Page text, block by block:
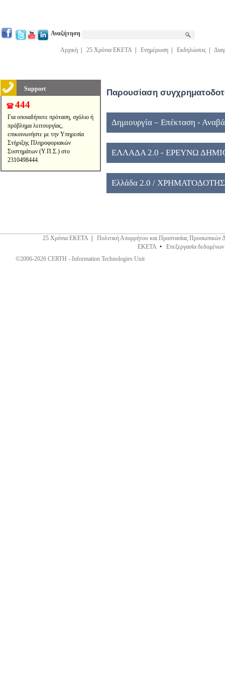
Αναζήτηση
Αρχική 25 Χρόνια ΕΚΕΤΑ Ενημέρωση Εκδηλώσεις
Support
444
Για οποιαδήποτε πρόταση, σχόλιο ή
πρόβλημα λειτουργίας,
επικοινωνήστε με την Υπηρεσία
Στήριξης Πληροφοριακών
Συστημάτων (Υ.Π.Σ.) στο
2310498444.
Παρουσίαση
Δημιουργία – Επέκταση -
Κέντρων εποπτείας ΓΓΕΚ, ID
ΕΛΛΑΔΑ 2.0 - ΕΡΕΥΝΩ
Ελλάδα 2.0 /
25 Χρόνια ΕΚΕΤΑ
Πολιτική Απορρήτου και Προστασίας Προσωπικών
ΕΚΕΤΑ • Επεξεργασία
©2006-2026 CERTH - Information Technologies Unit